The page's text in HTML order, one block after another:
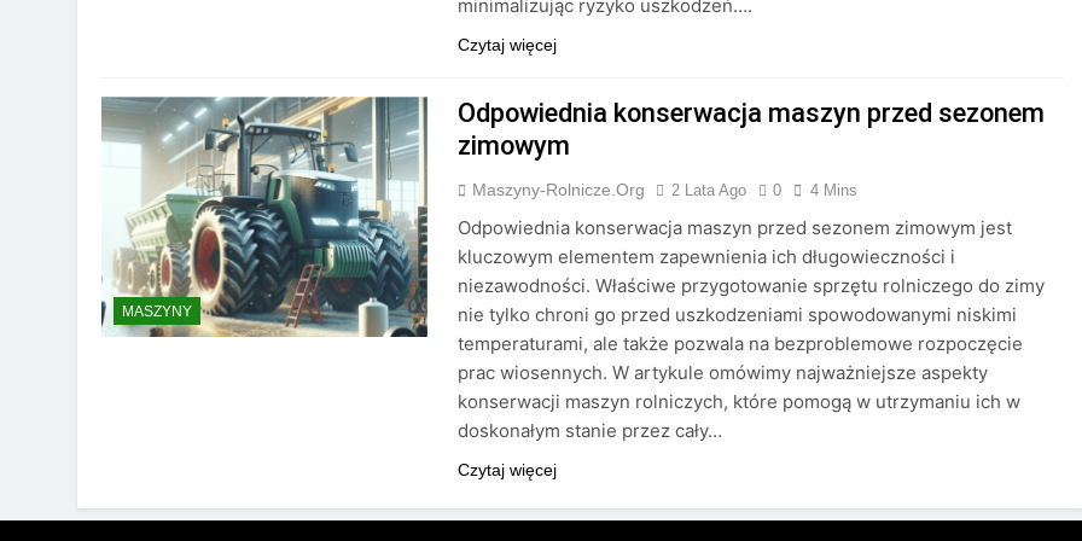
minimalizując ryzyko uszkodzeń….
Czytaj więcej
MASZYNY
Odpowiednia konserwacja maszyn przed sezonem
zimowym
Maszyny-Rolnicze.org 2 Lata Ago 0 4 Mins
Odpowiednia konserwacja maszyn przed sezonem zimowym jest
kluczowym elementem zapewnienia ich długowieczności i
niezawodności. Właściwe przygotowanie sprzętu rolniczego do zimy
nie tylko chroni go przed uszkodzeniami spowodowanymi niskimi
temperaturami, ale także pozwala na bezproblemowe rozpoczęcie
prac wiosennych. W artykule omówimy najważniejsze aspekty
konserwacji maszyn rolniczych, które pomogą w utrzymaniu ich w
doskonałym stanie przez cały…
Czytaj więcej